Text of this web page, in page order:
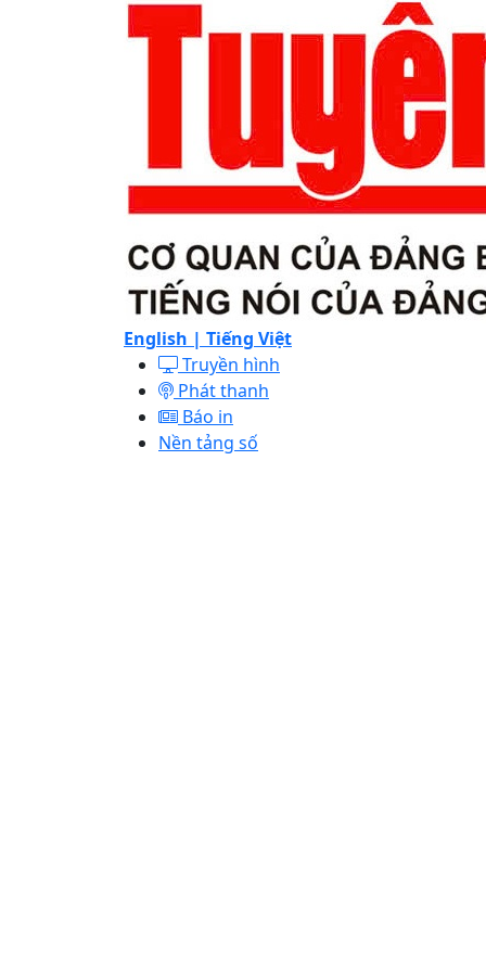
English | Tiếng Việt
Truyền hình
Phát thanh
Báo in
Nền tảng số